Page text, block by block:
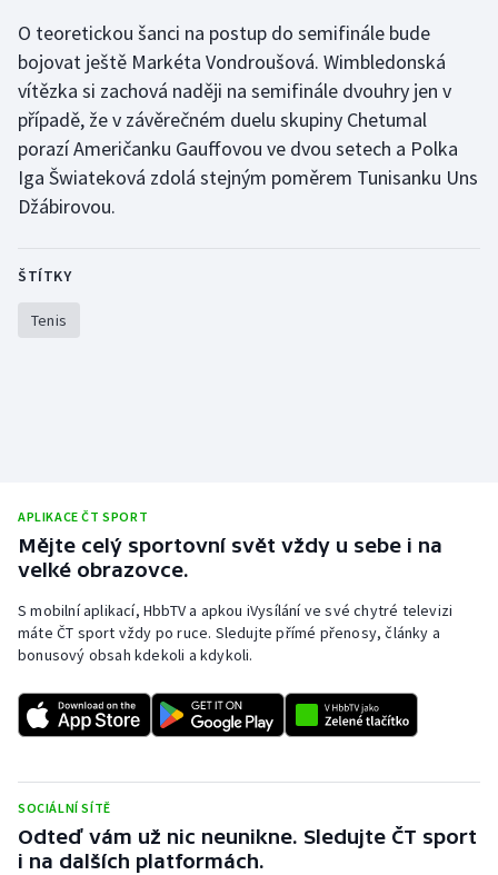
Short track
Sportovní střelba
Stolní tenis
Triatlon
Veslování
Vodní slalom
O teoretickou šanci na postup do semifinále bude
bojovat ještě Markéta Vondroušová. Wimbledonská
vítězka si zachová naději na semifinále dvouhry jen v
případě, že v závěrečném duelu skupiny Chetumal
porazí Američanku Gauffovou ve dvou setech a Polka
Iga Šwiateková zdolá stejným poměrem Tunisanku Uns
Džábirovou.
ŠTÍTKY
Tenis
APLIKACE ČT SPORT
Mějte celý sportovní svět vždy u sebe i na
velké obrazovce.
S mobilní aplikací, HbbTV a apkou iVysílání ve své chytré televizi
máte ČT sport vždy po ruce. Sledujte přímé přenosy, články a
bonusový obsah kdekoli a kdykoli.
SOCIÁLNÍ SÍTĚ
Odteď vám už nic neunikne. Sledujte ČT sport
i na dalších platformách.